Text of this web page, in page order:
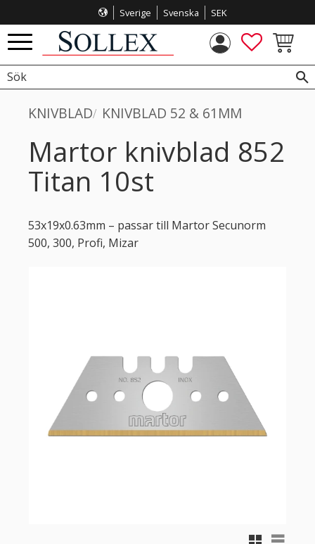
Meny
Sverige Svenska SEK
FAVORITER
KNIVBLAD KNIVBLAD 52 & 61MM
Martor knivblad 852
Titan 10st
53x19x0.63mm – passar till Martor Secunorm
500, 300, Profi, Mizar
Rutnätsvy
Listvy